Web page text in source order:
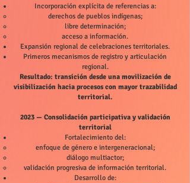
Incorporación explícita de referencias a:
derechos de pueblos indígenas;
libre determinación;
acceso a información.
Expansión regional de celebraciones territoriales.
Primeros mecanismos de registro y articulación
regional.
Resultado: transición desde una movilización de
visibilización hacia procesos con mayor trazabilidad
territorial.
2023 — Consolidación participativa y validación
territorial
Fortalecimiento del:
enfoque de género e intergeneracional;
diálogo multiactor;
validación progresiva de información territorial.
Desarrollo de: